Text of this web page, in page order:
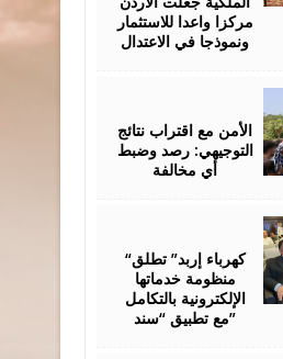
مركزا واعدا للاستثمار
ونموذجا في الاعتدال
الأمن مع اقتراب نتائج
التوجيهي: رصد وضبط
أي مخالفة
2026
“كهرباء إربد” تطلق
منظومة خدماتها
الإلكترونية بالتكامل
مع تطبيق “سند”